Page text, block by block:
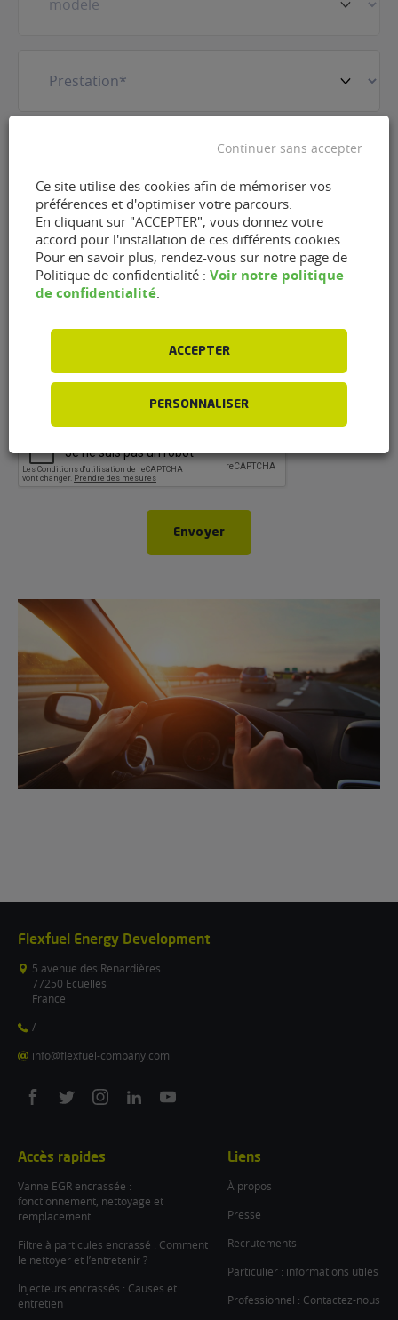
Téléphone(Nécessaire)
RGPD J'accepte que FlexFuel Energy Development
renseignées dans le cadre de la demande
d'information et de la relation commerciale qui
politique de
confidentialitédont j'ai pris connaissance.
CAPTCHA
Envoyer
Flexfuel Energy Development
5 avenue des Renardières
77250 Ecuelles
France
/
info@flexfuel-company.com
On
On
On
On
On
Accès rapides
Vanne EGR encrassée :
fonctionnement, nettoyage et
remplacement
Filtre à particules encrassé : Comment
le nettoyer et l’entretenir ?
Injecteurs encrassés : Causes et
entretien
Liens
À propos
Presse
Recrutements
Particulier : informations utiles
Professionnel : Contactez-nous
Ce site utilise des cookies afin de mémoriser vos
préférences et d'optimiser votre parcours.
En cliquant sur "ACCEPTER", vous donnez votre
accord pour l'installation de ces différents cookies.
Pour en savoir plus, rendez-vous sur notre page de
Politique de confidentialité : Voir notre politique
de confidentialité.
ACCEPTER
PERSONNALISER
Continuer sans accepter